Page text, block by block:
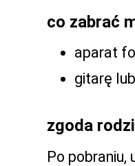
co zabrać
aparat
gitarę
zgoda
Po pobraniu,